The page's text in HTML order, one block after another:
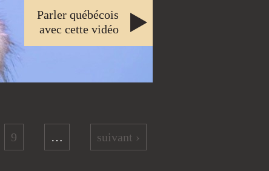
Parler québécois
avec cette vidéo
9 … suivant ›